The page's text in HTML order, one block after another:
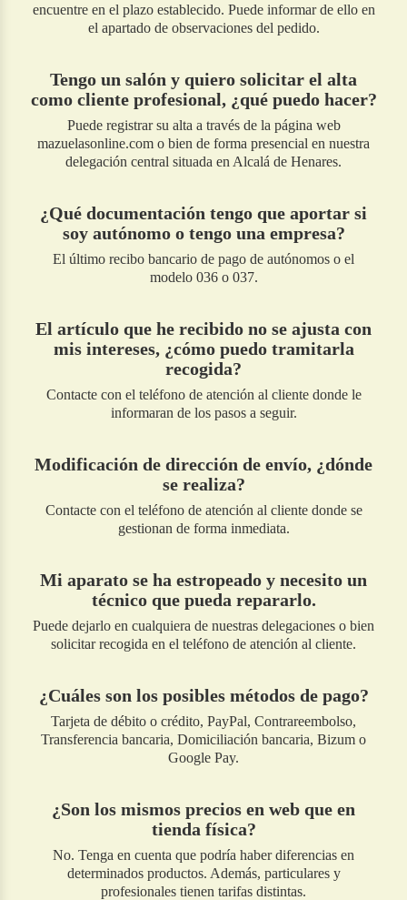
encuentre en el plazo establecido. Puede informar de ello en
el apartado de observaciones del pedido.
Tengo un salón y quiero solicitar el alta
como cliente profesional, ¿qué puedo hacer?
Puede registrar su alta a través de la página web
mazuelasonline.com o bien de forma presencial en nuestra
delegación central situada en Alcalá de Henares.
¿Qué documentación tengo que aportar si
soy autónomo o tengo una empresa?
El último recibo bancario de pago de autónomos o el
modelo 036 o 037.
El artículo que he recibido no se ajusta con
mis intereses, ¿cómo puedo tramitarla
recogida?
Contacte con el teléfono de atención al cliente donde le
informaran de los pasos a seguir.
Modificación de dirección de envío, ¿dónde
se realiza?
Contacte con el teléfono de atención al cliente donde se
gestionan de forma inmediata.
Mi aparato se ha estropeado y necesito un
técnico que pueda repararlo.
Puede dejarlo en cualquiera de nuestras delegaciones o bien
solicitar recogida en el teléfono de atención al cliente.
¿Cuáles son los posibles métodos de pago?
Tarjeta de débito o crédito, PayPal, Contrareembolso,
Transferencia bancaria, Domiciliación bancaria, Bizum o
Google Pay.
¿Son los mismos precios en web que en
tienda física?
No. Tenga en cuenta que podría haber diferencias en
determinados productos. Además, particulares y
profesionales tienen tarifas distintas.